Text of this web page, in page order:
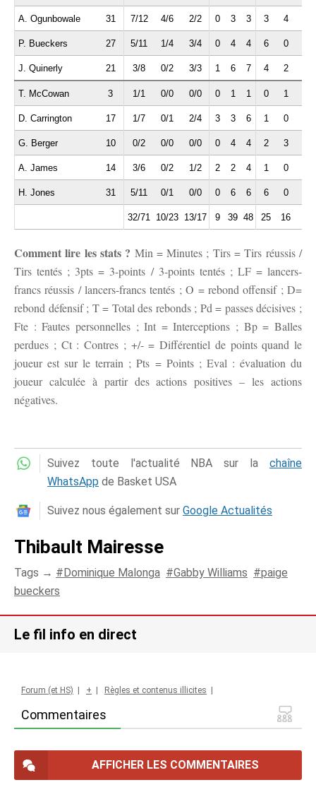
A. Ogunbowale 31 7/12 4/6 2/2 0 3 3 3 4
P. Bueckers 27 5/11 1/4 3/4 0 4 4 6 0
J. Quinerly 21 3/8 0/2 3/3 1 6 7 4 2
T. McCowan 3 1/1 0/0 0/0 0 1 1 0 1
D. Carrington 17 1/7 0/1 2/4 3 3 6 1 0
G. Berger 10 0/2 0/0 0/0 0 4 4 2 3
A. James 14 3/6 0/2 1/2 2 2 4 1 0
H. Jones 31 5/11 0/1 0/0 0 6 6 6 0
32/71 10/23 13/17 9 39 48 25 16
Comment lire les stats ? Min = Minutes ; Tirs = Tirs réussis /
Tirs tentés ; 3pts = 3-points / 3-points tentés ; LF = lancers-
francs réussis / lancers-francs tentés ; O = rebond offensif ; D=
rebond défensif ; T = Total des rebonds ; Pd = passes décisives ;
Fte : Fautes personnelles ; Int = Interceptions ; Bp = Balles
perdues ; Ct : Contres ; +/- = Différentiel de points quand le
joueur est sur le terrain ; Pts = Points ; Eval : évaluation du
joueur calculée à partir des actions positives – les actions
négatives.
Suivez toute l'actualité NBA sur la chaîne
WhatsApp de Basket USA
Suivez nous également sur Google Actualités
Thibault Mairesse
Tags → Dominique Malonga Gabby Williams
paige
bueckers
Le fil info en direct
Commentaires
Forum (et HS) + Règles et contenus illicites
AFFICHER LES COMMENTAIRES